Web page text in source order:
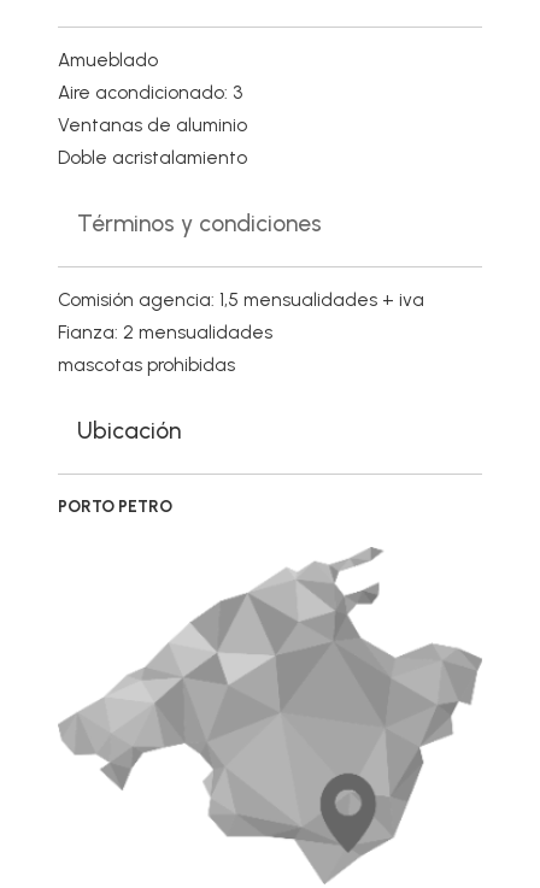
Amueblado
Aire acondicionado: 3
Ventanas de aluminio
Doble acristalamiento
Términos y condiciones
Comisión agencia: 1,5 mensualidades + iva
Fianza: 2 mensualidades
mascotas prohibidas
Ubicación
PORTO PETRO